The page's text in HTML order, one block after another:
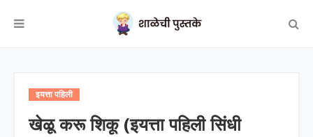
इयत्ता पहिली
खेळू करू शिकू (इयत्ता पहिली सिंधी